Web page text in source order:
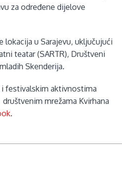
za određene dijelove
lokacija u Sarajevu, uključujući
teatar (SARTR), Društveni
Skenderija.
festivalskim aktivnostima
mrežama Kvirhana
.